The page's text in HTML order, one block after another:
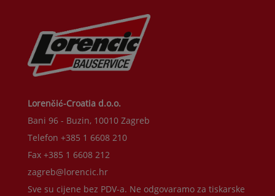
Lorenčić-Croatia d.o.o.
Bani 96 - Buzin, 10010 Zagreb
Telefon +385 1 6608 210
Fax +385 1 6608 212
zagreb@lorencic.hr
Sve su cijene bez PDV-a. Ne odgovaramo za tiskarske